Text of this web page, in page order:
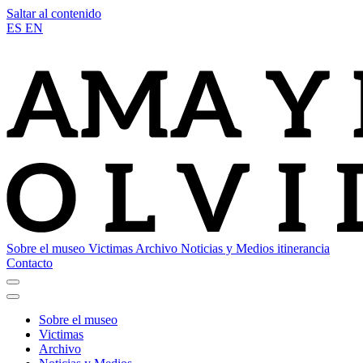
Saltar al contenido
ES EN
Sobre el museo Victimas Archivo Noticias y Medios itinerancia
Contacto
Sobre el museo
Victimas
Archivo